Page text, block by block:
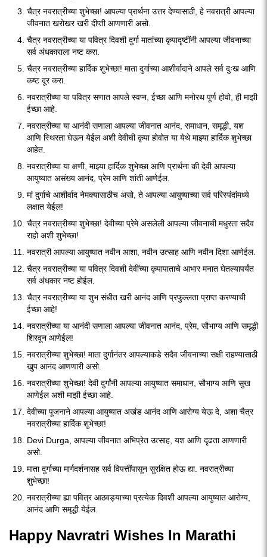
चैत्र नवरात्रीच्या शुभेच्छा! आपल्या प्रार्थना उत्तर देण्यासाठी, हे नवरात्री आपल्या
जीवनात खरोखर खरी दीप्ती आणणारी असो.
चैत्र नवरात्रीच्या या पवित्र दिवशी दुर्गा मातांच्या कृपादृष्टींनी आपल्या जीवनाच्या
सर्व अंधकाराला नष्ट करा.
चैत्र नवरात्रीच्या हार्दिक शुभेच्छा! माता दुर्गाच्या आशीर्वादाने आपले सर्व दुःख आणि
कष्ट दूर करा.
नवरात्रीच्या या पवित्र सणात आपले स्वप्न, ईच्छा आणि मनोरथ पूर्ण होवो, ही माझी
ईच्छा आहे.
नवरात्रीच्या या आनंदी सणाला आपल्या जीवनात आनंद, समाधान, समृद्धी, यश
आणि स्थिरता घेऊन येईल अशी देवीची कृपा होवोत या येथे माझ्या हार्दिक शुभेच्छा
आहेत.
नवरात्रीच्या या क्षणी, माझ्या हार्दिक शुभेच्छा आणि प्रार्थना की देवी आपल्या
आयुष्यात असंख्य आनंद, प्रेम आणि शांती आणेईल.
मां दुर्गाचे आशीर्वाद नेमक्यासाठीच असो, ते आपल्या आयुष्याच्या सर्व परिस्पंदांमध्ये
लक्षात येईल!
चैत्र नवरात्रीच्या शुभेच्छा! देवीच्या प्रेमे असलेली आपल्या जीवनाची मधुरता सदैव
राहो अशी शुभेच्छा!
नवरात्री आपल्या आयुष्यात नवीन आशा, नवीन उत्साह आणि नवीन दिशा आणेईल.
चैत्र नवरात्रीच्या या पवित्र दिवशी देवींच्या कृपापाताचे आभार मनात घेतल्यापर्यंत
सर्व अंधकार नष्ट होईल.
चैत्र नवरात्रीच्या या शुभ संधीत खरी आनंद आणि प्रफुल्लता प्राप्त करण्याची
ईच्छा आहे!
नवरात्रीच्या या आनंदी सणाला आपल्या जीवनात आनंद, प्रेम, सौभाग्य आणि समृद्धी
शिरवून आणेईल!
नवरात्रीच्या शुभेच्छा! माता दुर्गानंतर आपल्याकडे सदैव जीवनाच्या सक्षी राहण्यासाठी
खुप आनंद आणणारी असो.
नवरात्रीच्या शुभेच्छा! देवी दुर्गांनी आपल्या आयुष्यात समाधान, सौभाग्य आणि सुख
आणेईल अशी माझी ईच्छा आहे.
देवीच्या पूजनाने आपल्या आयुष्यात अखंड आनंद आणि आरोग्य येऊ दे, अशा चैत्र
नवरात्रीच्या हार्दिक शुभेच्छा!
Devi Durga, आपल्या जीवनात अभिप्रेत उत्साह, यश आणि दृढता आणणारी
असो.
माता दुर्गाच्या मार्गदर्शनासह सर्व विपत्तींपासून सुरक्षित होऊ द्या. नवरात्रीच्या
शुभेच्छा!
नवरात्रीच्या ह्या पवित्र आठवड्याच्या प्रत्येक दिवशी आपल्या आयुष्यात आरोग्य,
आनंद आणि समृद्धी येईल.
Happy Navratri Wishes In Marathi